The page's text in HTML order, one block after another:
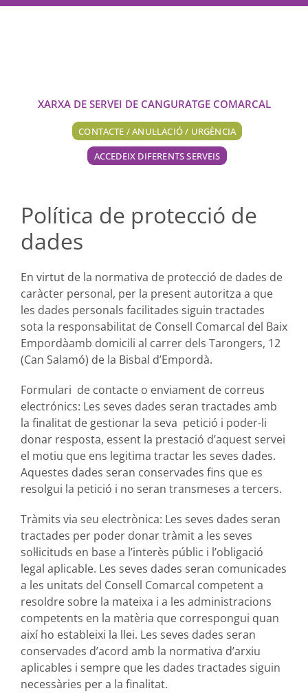
Skip
XARXA DE SERVEI DE CANGURATGE COMARCAL
CONTACTE / ANUL·LACIÓ / URGÈNCIA
ACCEDEIX DIFERENTS SERVEIS
Política de protecció de
dades
En virtut de la normativa de protecció de dades de
caràcter personal, per la present autoritza a que
les dades personals facilitades siguin tractades
sota la responsabilitat de Consell Comarcal del Baix
Empordàamb domicili al carrer dels Tarongers, 12
(Can Salamó) de la Bisbal d’Empordà.
Formulari de contacte o enviament de correus
electrónics: Les seves dades seran tractades amb
la finalitat de gestionar la seva petició i poder-li
donar resposta, essent la prestació d’aquest servei
el motiu que ens legitima tractar les seves dades.
Aquestes dades seran conservades fins que es
resolgui la petició i no seran transmeses a tercers.
Tràmits via seu electrònica: Les seves dades seran
tractades per poder donar tràmit a les seves
sol·licituds en base a l’interès públic i l’obligació
legal aplicable. Les seves dades seran comunicades
a les unitats del Consell Comarcal competent a
resoldre sobre la mateixa i a les administracions
competents en la matèria que correspongui quan
així ho estableixi la llei. Les seves dades seran
conservades d’acord amb la normativa d’arxiu
aplicables i sempre que les dades tractades siguin
necessàries per a la finalitat.